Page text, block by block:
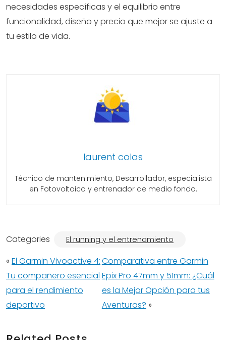
necesidades específicas y el equilibrio entre
funcionalidad, diseño y precio que mejor se ajuste a
tu estilo de vida.
laurent colas
Técnico de mantenimiento, Desarrollador, especialista
en Fotovoltaico y entrenador de medio fondo.
Categories El running y el entrenamiento
« El Garmin Vivoactive 4:
Tu compañero esencial
para el rendimiento
deportivo
Comparativa entre Garmin
Epix Pro 47mm y 51mm: ¿Cuál
es la Mejor Opción para tus
Aventuras? »